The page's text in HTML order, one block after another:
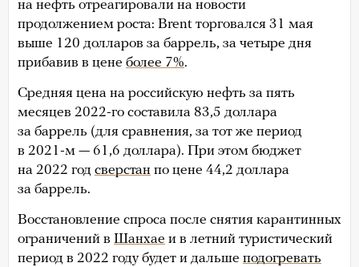
на нефть отреагировали на новости
продолжением роста: Brent торговался 31 мая
выше 120 долларов за баррель, за четыре дня
прибавив в цене более 7%.
Средняя цена на российскую нефть за пять
месяцев 2022-го составила 83,5 доллара
за баррель (для сравнения, за тот же период
в 2021-м — 61,6 доллара). При этом бюджет
на 2022 год сверстан по цене 44,2 доллара
за баррель.
Восстановление спроса после снятия карантинных
ограничений в Шанхае и в летний туристический
период в 2022 году будет и дальше подогревать